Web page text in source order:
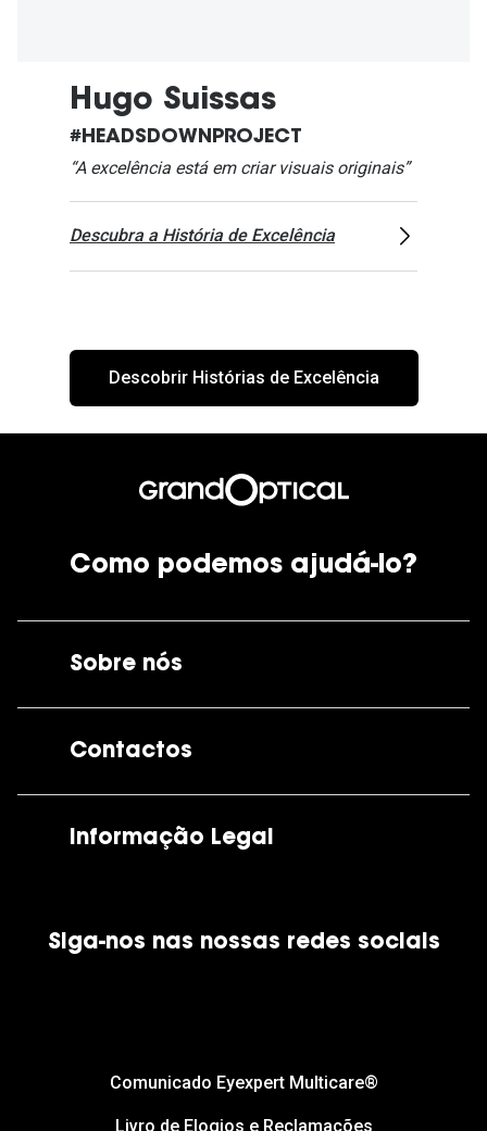
Hugo Suissas
#HEADSDOWNPROJECT
“A excelência está em criar visuais originais”
Descubra a História de Excelência
Descobrir Histórias de Excelência
Como podemos ajudá-lo?
Sobre nós
Contactos
Informação Legal
Política de Cookies
Siga-nos nas nossas redes sociais
Comunicado Eyexpert Multicare®
Livro de Elogios e Reclamações